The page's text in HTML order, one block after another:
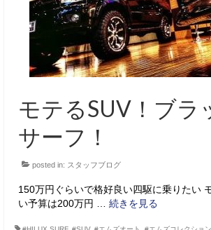
モテるSUV！ブラ
サーフ！
posted in: スタッフブログ
150万円ぐらいで格好良い四駆に乗りたい
い予算は200万円 … 続きを見る